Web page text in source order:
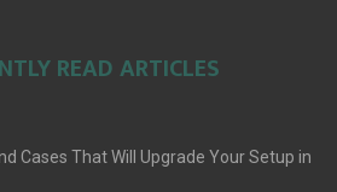
READ ARTICLES
Cases That Will Upgrade Your Setup in